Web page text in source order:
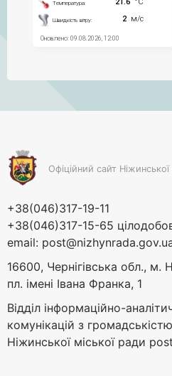
Офіційний сайт Ніжинської
+38(046)317-19-11
+38(046)317-15-65
email:
16600, Чернігівська обл., м.
пл. імені Івана Франка, 1
Відділ інформаційно-
комунікацій з
Ніжинської міської ради